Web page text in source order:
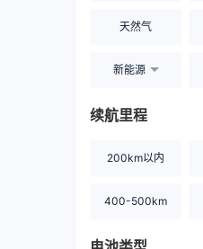
天然气
新能源
续航里程
200km以内
400-500km